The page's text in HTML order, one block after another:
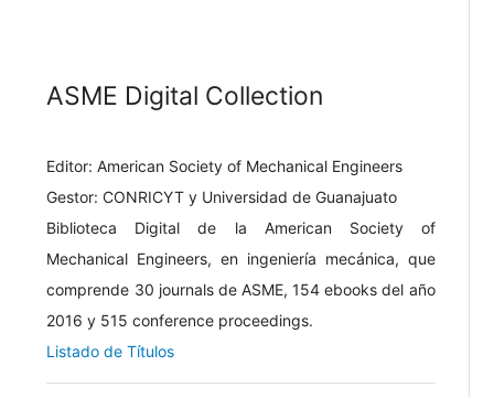
ASME Digital Collection
Editor: American Society of Mechanical Engineers
Gestor: CONRICYT y Universidad de Guanajuato
Biblioteca Digital de la American Society of
Mechanical Engineers, en ingeniería mecánica, que
comprende 30 journals de ASME, 154 ebooks del año
2016 y 515 conference proceedings.
Listado de Títulos